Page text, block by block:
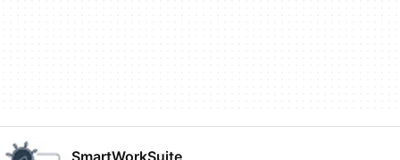
SmartWorkSuite